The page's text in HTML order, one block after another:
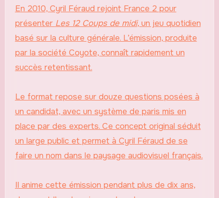
En 2010, Cyril Féraud rejoint France 2 pour
présenter Les 12 Coups de midi, un jeu quotidien
basé sur la culture générale. L’émission, produite
par la société Coyote, connaît rapidement un
succès retentissant.
Le format repose sur douze questions posées à
un candidat, avec un système de paris mis en
place par des experts. Ce concept original séduit
un large public et permet à Cyril Féraud de se
faire un nom dans le paysage audiovisuel français.
Il anime cette émission pendant plus de dix ans,